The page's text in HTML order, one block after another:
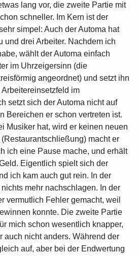
lang vor, die zweite Partie mit
schneller. Im Kern ist der
simpel: Auch der Automa hat
und drei Arbeiter. Nachdem ich
wählt der Automa einfach
im Uhrzeigersinn (die
angeordnet) und setzt ihn
im
setzt sich der Automa nicht auf
Bereichen er schon vertreten ist.
Musiker hat, wird er keinen neuen
macht er
ich eine Pause mache, und erhält
Eigentlich spielt sich der
ich kam auch gut rein. In der
mehr nachschlagen. In der
vermutlich Fehler gemacht, weil
konnte. Die zweite Partie
mich schon wesentlich knapper,
auch nicht anders. Während der
auf, aber bei der Endwertung